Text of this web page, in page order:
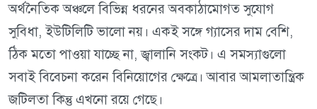
অর্থনৈতিক অঞ্চলে বিভিন্ন ধরনের অবকাঠামোগত সুযোগ
সুবিধা, ইউটিলিটি ভালো নয়। একই সঙ্গে গ্যাসের দাম বেশি,
ঠিক মতো পাওয়া যাচ্ছে না, জ্বালানি সংকট। এ সমস্যাগুলো
সবাই বিবেচনা করেন বিনিয়োগের ক্ষেত্রে। আবার আমলাতান্ত্রিক
জটিলতা কিন্তু এখনো রয়ে গেছে।